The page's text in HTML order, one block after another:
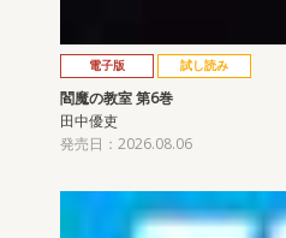
電子版 試し読み
閻魔の教室 第6巻
田中優吏
発売日：2026.08.06